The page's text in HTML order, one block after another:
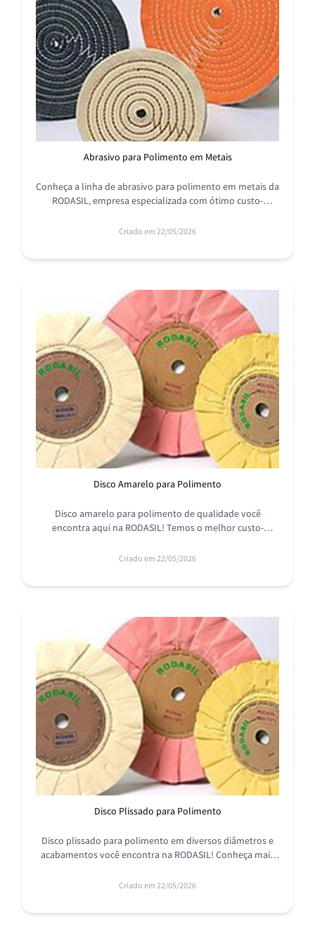
Abrasivo para Polimento em Metais
Conheça a linha de abrasivo para polimento em metais da
RODASIL, empresa especializada com ótimo custo-
orçamento.
Criado em 22/05/2026
Disco Amarelo para Polimento
Disco amarelo para polimento de qualidade você
encontra aqui na RODASIL! Temos o melhor custo-
Conheça!
Criado em 22/05/2026
Disco Plissado para Polimento
Disco plissado para polimento em diversos diâmetros e
acabamentos você encontra na RODASIL! Conheça mais
polimento.
Criado em 22/05/2026